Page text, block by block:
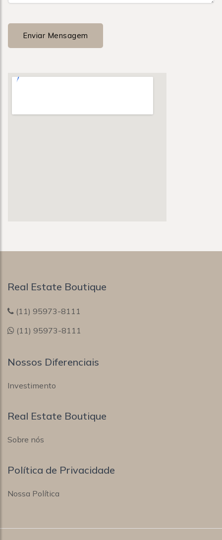
Enviar Mensagem
Real Estate Boutique
(11) 95973-8111
(11) 95973-8111
Nossos Diferenciais
Investimento
Real Estate Boutique
Sobre nós
Política de Privacidade
Nossa Política